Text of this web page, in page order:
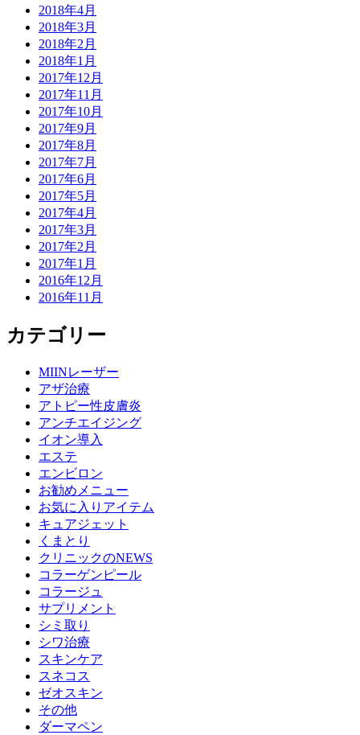
2018年4月
2018年3月
2018年2月
2018年1月
2017年12月
2017年11月
2017年10月
2017年9月
2017年8月
2017年7月
2017年6月
2017年5月
2017年4月
2017年3月
2017年2月
2017年1月
2016年12月
2016年11月
カテゴリー
MIINレーザー
アザ治療
アトピー性皮膚炎
アンチエイジング
イオン導入
エステ
エンビロン
お勧めメニュー
お気に入りアイテム
キュアジェット
くまとり
クリニックのNEWS
コラーゲンピール
コラージュ
サプリメント
シミ取り
シワ治療
スキンケア
スネコス
ゼオスキン
その他
ダーマペン